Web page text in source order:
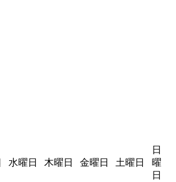
水曜日 木曜日 金曜日 土曜日
日
曜
日